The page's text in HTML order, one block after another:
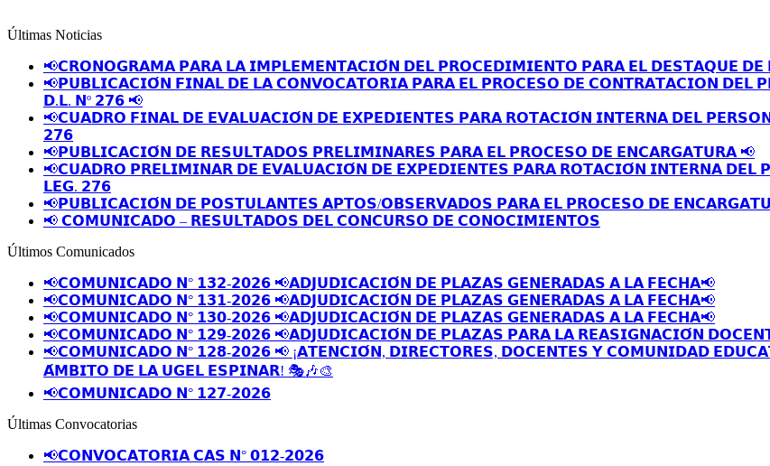
Últimas Noticias
📢𝗖𝗥𝗢𝗡𝗢𝗚𝗥𝗔𝗠𝗔 𝗣𝗔𝗥𝗔 𝗟𝗔 𝗜𝗠𝗣𝗟𝗘𝗠𝗘𝗡𝗧𝗔𝗖𝗜𝗢́𝗡 𝗗𝗘𝗟 𝗣𝗥𝗢𝗖𝗘𝗗𝗜𝗠𝗜𝗘𝗡𝗧𝗢 𝗣𝗔𝗥𝗔 𝗘𝗟 𝗗𝗘𝗦𝗧𝗔𝗤𝗨𝗘
📢𝗣𝗨𝗕𝗟𝗜𝗖𝗔𝗖𝗜𝗢́𝗡 𝗙𝗜𝗡𝗔𝗟 𝗗𝗘 𝗟𝗔 𝗖𝗢𝗡𝗩𝗢𝗖𝗔𝗧𝗢𝗥𝗜𝗔 𝗣𝗔𝗥𝗔 𝗘𝗟 𝗣𝗥𝗢𝗖𝗘𝗦𝗢 𝗗𝗘 𝗖𝗢𝗡𝗧𝗥𝗔𝗧𝗔𝗖𝗜𝗢𝗡 𝗗𝗘𝗟
𝗗.𝗟. 𝗡º 𝟮𝟳𝟲 📢
📢𝗖𝗨𝗔𝗗𝗥𝗢 𝗙𝗜𝗡𝗔𝗟 𝗗𝗘 𝗘𝗩𝗔𝗟𝗨𝗔𝗖𝗜𝗢́𝗡 𝗗𝗘 𝗘𝗫𝗣𝗘𝗗𝗜𝗘𝗡𝗧𝗘𝗦 𝗣𝗔𝗥𝗔 𝗥𝗢𝗧𝗔𝗖𝗜𝗢́𝗡 𝗜𝗡𝗧𝗘𝗥𝗡𝗔 𝗗𝗘𝗟
𝟮𝟳𝟲
📢𝗣𝗨𝗕𝗟𝗜𝗖𝗔𝗖𝗜𝗢́𝗡 𝗗𝗘 𝗥𝗘𝗦𝗨𝗟𝗧𝗔𝗗𝗢𝗦 𝗣𝗥𝗘𝗟𝗜𝗠𝗜𝗡𝗔𝗥𝗘𝗦 𝗣𝗔𝗥𝗔 𝗘𝗟 𝗣𝗥𝗢𝗖𝗘𝗦𝗢 𝗗𝗘 𝗘𝗡𝗖𝗔𝗥𝗚𝗔𝗧𝗨𝗥𝗔 📢
📢𝗖𝗨𝗔𝗗𝗥𝗢 𝗣𝗥𝗘𝗟𝗜𝗠𝗜𝗡𝗔𝗥 𝗗𝗘 𝗘𝗩𝗔𝗟𝗨𝗔𝗖𝗜𝗢́𝗡 𝗗𝗘 𝗘𝗫𝗣𝗘𝗗𝗜𝗘𝗡𝗧𝗘𝗦 𝗣𝗔𝗥𝗔 𝗥𝗢𝗧𝗔𝗖𝗜𝗢́𝗡 𝗜𝗡𝗧𝗘𝗥𝗡𝗔
𝗟𝗘𝗚. 𝟮𝟳𝟲
📢𝗣𝗨𝗕𝗟𝗜𝗖𝗔𝗖𝗜𝗢́𝗡 𝗗𝗘 𝗣𝗢𝗦𝗧𝗨𝗟𝗔𝗡𝗧𝗘𝗦 𝗔𝗣𝗧𝗢𝗦/𝗢𝗕𝗦𝗘𝗥𝗩𝗔𝗗𝗢𝗦 𝗣𝗔𝗥𝗔 𝗘𝗟 𝗣𝗥𝗢𝗖𝗘𝗦𝗢 𝗗𝗘
📢 𝗖𝗢𝗠𝗨𝗡𝗜𝗖𝗔𝗗𝗢 – 𝗥𝗘𝗦𝗨𝗟𝗧𝗔𝗗𝗢𝗦 𝗗𝗘𝗟 𝗖𝗢𝗡𝗖𝗨𝗥𝗦𝗢 𝗗𝗘 𝗖𝗢𝗡𝗢𝗖𝗜𝗠𝗜𝗘𝗡𝗧𝗢𝗦
Últimos Comunicados
📢𝗖𝗢𝗠𝗨𝗡𝗜𝗖𝗔𝗗𝗢 𝗡° 𝟭𝟯𝟮-𝟮𝟬𝟮𝟲 📢𝗔𝗗𝗝𝗨𝗗𝗜𝗖𝗔𝗖𝗜𝗢́𝗡 𝗗𝗘 𝗣𝗟𝗔𝗭𝗔𝗦 𝗚𝗘𝗡𝗘𝗥𝗔𝗗𝗔𝗦 𝗔 𝗟𝗔 𝗙𝗘𝗖𝗛𝗔📢
📢𝗖𝗢𝗠𝗨𝗡𝗜𝗖𝗔𝗗𝗢 𝗡° 𝟭𝟯𝟭-𝟮𝟬𝟮𝟲 📢𝗔𝗗𝗝𝗨𝗗𝗜𝗖𝗔𝗖𝗜𝗢́𝗡 𝗗𝗘 𝗣𝗟𝗔𝗭𝗔𝗦 𝗚𝗘𝗡𝗘𝗥𝗔𝗗𝗔𝗦 𝗔 𝗟𝗔 𝗙𝗘𝗖𝗛𝗔📢
📢𝗖𝗢𝗠𝗨𝗡𝗜𝗖𝗔𝗗𝗢 𝗡° 𝟭𝟯𝟬-𝟮𝟬𝟮𝟲 📢𝗔𝗗𝗝𝗨𝗗𝗜𝗖𝗔𝗖𝗜𝗢́𝗡 𝗗𝗘 𝗣𝗟𝗔𝗭𝗔𝗦 𝗚𝗘𝗡𝗘𝗥𝗔𝗗𝗔𝗦 𝗔 𝗟𝗔 𝗙𝗘𝗖𝗛𝗔📢
📢𝗖𝗢𝗠𝗨𝗡𝗜𝗖𝗔𝗗𝗢 𝗡° 𝟭𝟮𝟵-𝟮𝟬𝟮𝟲 📢𝗔𝗗𝗝𝗨𝗗𝗜𝗖𝗔𝗖𝗜𝗢́𝗡 𝗗𝗘 𝗣𝗟𝗔𝗭𝗔𝗦 𝗣𝗔𝗥𝗔 𝗟𝗔 𝗥𝗘𝗔𝗦𝗜𝗚𝗡𝗔𝗖𝗜𝗢́𝗡
📢𝗖𝗢𝗠𝗨𝗡𝗜𝗖𝗔𝗗𝗢 𝗡° 𝟭𝟮𝟴-𝟮𝟬𝟮𝟲 📢 ¡𝗔𝗧𝗘𝗡𝗖𝗜𝗢́𝗡, 𝗗𝗜𝗥𝗘𝗖𝗧𝗢𝗥𝗘𝗦, 𝗗𝗢𝗖𝗘𝗡𝗧𝗘𝗦 𝗬 𝗖𝗢𝗠𝗨𝗡𝗜𝗗𝗔𝗗
𝗔́𝗠𝗕𝗜𝗧𝗢 𝗗𝗘 𝗟𝗔 𝗨𝗚𝗘𝗟 𝗘𝗦𝗣𝗜𝗡𝗔𝗥! 🎭🎶🎨
📢𝗖𝗢𝗠𝗨𝗡𝗜𝗖𝗔𝗗𝗢 𝗡° 𝟭𝟮𝟳-𝟮𝟬𝟮𝟲
Últimas Convocatorias
📢𝗖𝗢𝗡𝗩𝗢𝗖𝗔𝗧𝗢𝗥𝗜𝗔 𝗖𝗔𝗦 𝗡° 𝟬𝟭𝟮-𝟮𝟬𝟮𝟲